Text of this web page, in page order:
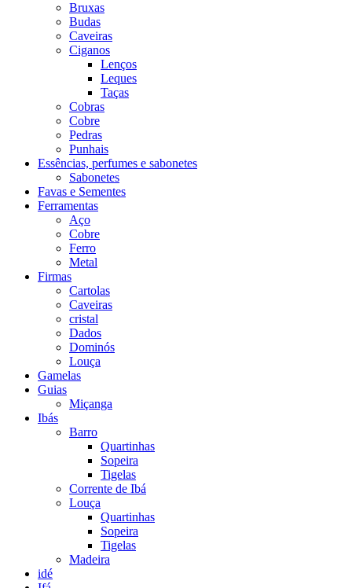
Bruxas
Budas
Caveiras
Ciganos
Lenços
Leques
Taças
Cobras
Cobre
Pedras
Punhais
Essências, perfumes e sabonetes
Sabonetes
Favas e Sementes
Ferramentas
Aço
Cobre
Ferro
Metal
Firmas
Cartolas
Caveiras
cristal
Dados
Dominós
Louça
Gamelas
Guias
Miçanga
Ibás
Barro
Quartinhas
Sopeira
Tigelas
Corrente de Ibá
Louça
Quartinhas
Sopeira
Tigelas
Madeira
idé